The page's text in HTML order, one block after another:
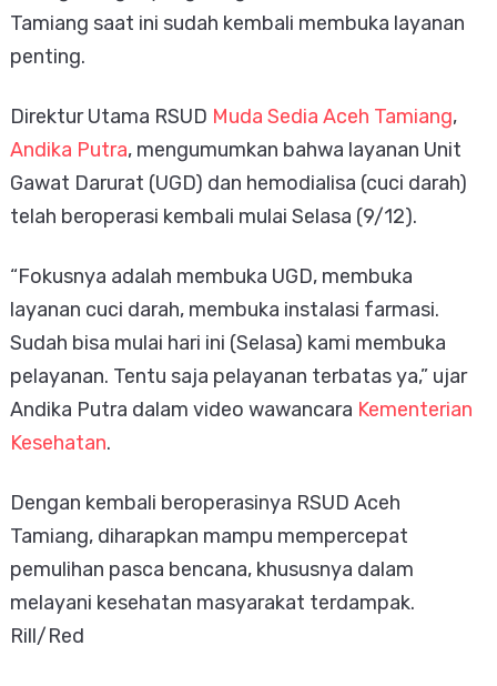
Tamiang saat ini sudah kembali membuka layanan
penting.
Direktur Utama RSUD Muda Sedia Aceh Tamiang ,
Andika Putra, mengumumkan bahwa layanan Unit
Gawat Darurat (UGD) dan hemodialisa (cuci darah)
telah beroperasi kembali mulai Selasa (9/12).
“Fokusnya adalah membuka UGD, membuka
layanan cuci darah, membuka instalasi farmasi.
Sudah bisa mulai hari ini (Selasa) kami membuka
pelayanan. Tentu saja pelayanan terbatas ya,” ujar
Andika Putra dalam video wawancara Kementerian
Kesehatan.
Dengan kembali beroperasinya RSUD Aceh
Tamiang, diharapkan mampu mempercepat
pemulihan pasca bencana, khususnya dalam
melayani kesehatan masyarakat terdampak.
Rill/Red